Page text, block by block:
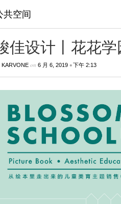
共空间
佳设计丨花花学
KARVONEon 6 月 6, 2019•下午 2:13